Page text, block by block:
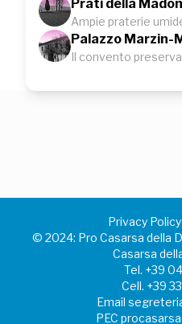
Prati della
Ampie praterie
Palazzo Marzin-
Il convento
Privacy Policy
©️ 2024: Pro Casarsa della
Casarsa
Tel. +39
Cell. +39
Email
PEC